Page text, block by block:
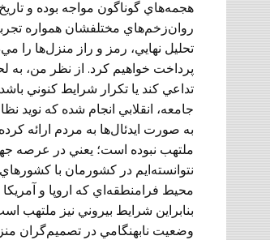
هجمه‌هاي گوناگون مواجه بوده و
روان‌زخم‌هاي مختلفشان همواره
تحليل نهايي، رمز و راز منزل‌ها را
پرداخت خواهيم كرد. از نظر من، به
تداعي كند يا تكرار شرايط كنوني
جامعه، انقلابي انجام شده كه نويد
به صورت ايدئال‌ها به مردم ارائه
ملتهب نبوده است؛ يعني در عرصه
نتوانسته‌ايم در كشورمان با
محيط فرامنطقه‌اي كه اروپا و آمريكا
بنابراين شرايط بيروني‌ نیز
وضعيت نابهنگامي در تصميم‌گران